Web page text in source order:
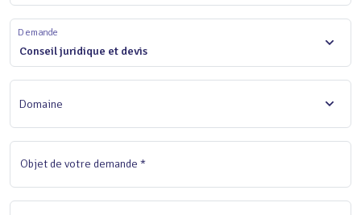
Conseil juridique et devis
Demande
Domaine
Objet de votre demande *